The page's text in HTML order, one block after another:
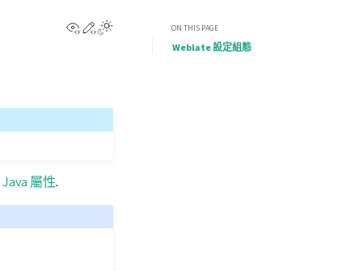
View this page
Edit this page
Java 屬性.
ON THIS PAGE
Weblate 設定組態